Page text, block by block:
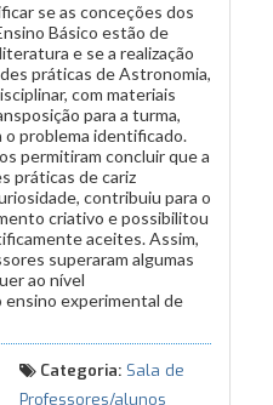
se as conceções dos
Básico estão de
e se a realização
práticas de Astronomia,
com materiais
para a turma,
problema identificado.
permitiram concluir que a
práticas de cariz
contribuiu para o
criativo e possibilitou
aceites. Assim,
superaram algumas
ao nível
ensino experimental de
Categoria: Sala de
Professores/alunos